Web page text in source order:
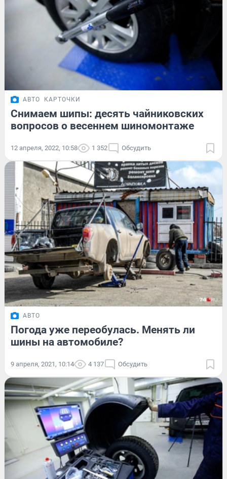
АВТО КАРТОЧКИ
Снимаем шипы: десять чайниковских
вопросов о весеннем шиномонтаже
12 апреля, 2022, 10:58 1 352 Обсудить
АВТО
Погода уже переобулась. Менять ли
шины на автомобиле?
9 апреля, 2021, 10:14 4 137 Обсудить